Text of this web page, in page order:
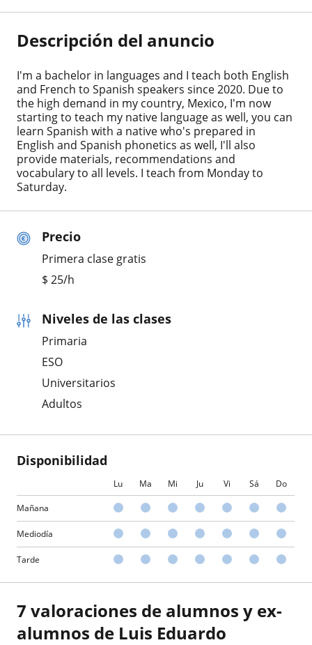
Precio
Primera clase gratis
$ 25/h
Niveles de las clases
Primaria
ESO
Universitarios
Adultos
Disponibilidad
Lu Ma Mi Ju Vi Sá Do
Mañana
Mediodía
Tarde
Descripción del anuncio
I'm a bachelor in languages and I teach both English
and French to Spanish speakers since 2020. Due to
the high demand in my country, Mexico, I'm now
starting to teach my native language as well, you can
learn Spanish with a native who's prepared in
English and Spanish phonetics as well, I'll also
provide materials, recommendations and
vocabulary to all levels. I teach from Monday to
Saturday.
7 valoraciones de alumnos y ex-
alumnos de Luis Eduardo